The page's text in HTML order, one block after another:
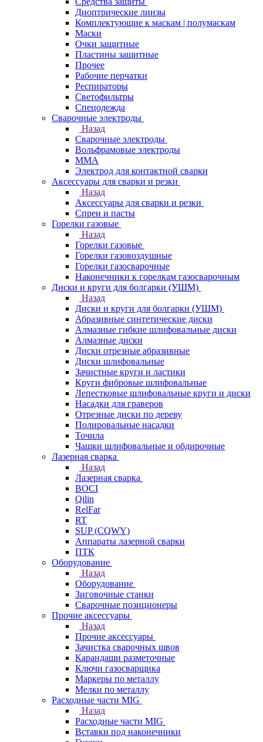
Диоптрические линзы
Комплектующие к маскам | полумаскам
Маски
Очки защитные
Пластины защитные
Прочее
Рабочие перчатки
Респираторы
Светофильтры
Спецодежда
Сварочные электроды
Назад
Сварочные электроды
Вольфрамовые электроды
ММА
Электрод для контактной сварки
Аксессуары для сварки и резки
Назад
Аксессуары для сварки и резки
Спреи и пасты
Горелки газовые
Назад
Горелки газовые
Горелки газовоздушные
Горелки газосварочные
Наконечники к горелкам газосварочным
Диски и круги для болгарки (УШМ)
Назад
Диски и круги для болгарки (УШМ)
Абразивные синтетические диски
Алмазные гибкие шлифовальные диски
Алмазные диски
Диски отрезные абразивные
Диски шлифовальные
Зачистные круги и ластики
Круги фибровые шлифовальные
Лепестковые шлифовальные круги и диски
Насадки для граверов
Отрезные диски по дереву
Полировальные насадки
Точила
Чашки шлифовальные и обдирочные
Лазерная сварка
Назад
Лазерная сварка
BOCI
Qilin
RelFar
RT
SUP (CQWY)
Аппараты лазерной сварки
ПТК
Оборудование
Назад
Оборудование
Зиговочные станки
Сварочные позиционеры
Прочие аксессуары
Назад
Прочие аксессуары
Зачистка сварочных швов
Карандаши разметочные
Ключи газосварщика
Маркеры по металлу
Мелки по металлу
Расходные части MIG
Назад
Расходные части MIG
Вставки под наконечники